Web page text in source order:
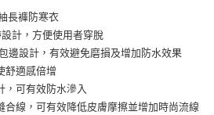
長褲防寒衣
計，方便使用者穿脫
邊設計，有效避免磨損及增加防水效果
舒適感倍增
，可有效防水滲入
合線，可有效降低皮膚摩擦並增加時尚流線